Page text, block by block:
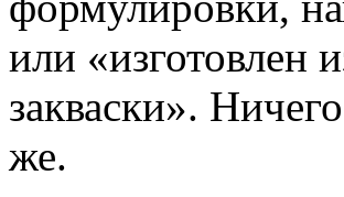
или «изготовлен
закваски».
же.